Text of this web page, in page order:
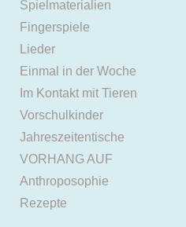
Spielmaterialien
Fingerspiele
Lieder
Einmal in der Woche
Im Kontakt mit Tieren
Vorschulkinder
Jahreszeitentische
VORHANG AUF
Anthroposophie
Rezepte